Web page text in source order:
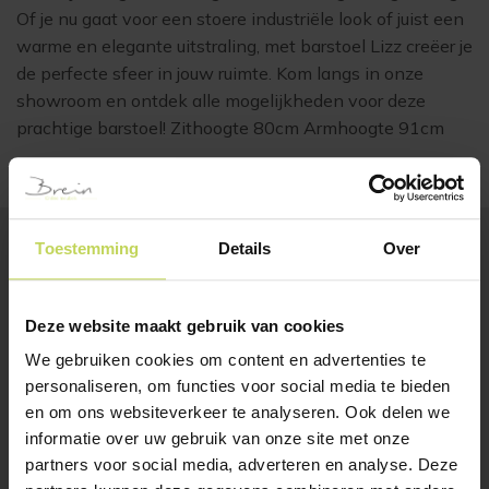
Toestemming Details Over
Deze website maakt gebruik van cookies
We gebruiken cookies om content en advertenties te
personaliseren, om functies voor social media te bieden
en om ons websiteverkeer te analyseren. Ook delen we
informatie over uw gebruik van onze site met onze
partners voor social media, adverteren en analyse. Deze
Of je nu gaat voor een stoere industriële look of juist een
warme en elegante uitstraling, met barstoel Lizz creëer je
de perfecte sfeer in jouw ruimte. Kom langs in onze
showroom en ontdek alle mogelijkheden voor deze
prachtige barstoel! Zithoogte 80cm Armhoogte 91cm
BESTSELLERS
Klanten bekeken ook
SALE SALE